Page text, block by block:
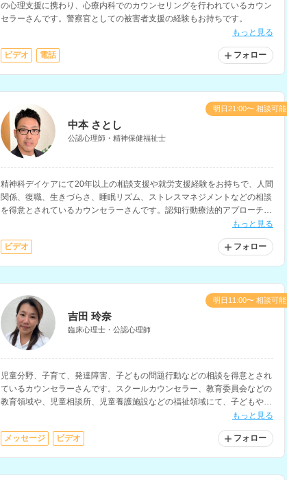
の心理支援に携わり、心療内科でのカウンセリングを行われているカウン
セラーさんです。警察官としての被害者支援の経験もお持ちです。
もっと見る
ビデオ 電話 フォロー
中本 さとし
公認心理師・精神保健福祉士
精神科デイケアにて20年以上の相談支援や就労支援経験をお持ちで、人間
関係、復職、生きづらさ、睡眠リズム、ストレスマネジメントなどの相談
を得意とされているカウンセラーさんです。認知行動療法的アプローチを
ベースに、心の回復力を高めたり物事の捉え方を変えるためのサポートに
もっと見る
ビデオ フォロー
明日21:00〜 相談可能
吉田 玲奈
臨床心理士・公認心理師
児童分野、子育て、発達障害、子どもの問題行動などの相談を得意とされ
ているカウンセラーさんです。スクールカウンセラー、教育委員会などの
教育領域や、児童相談所、児童養護施設などの福祉領域にて、子どもやそ
もっと見る
メッセージ ビデオ フォロー
明日11:00〜 相談可能